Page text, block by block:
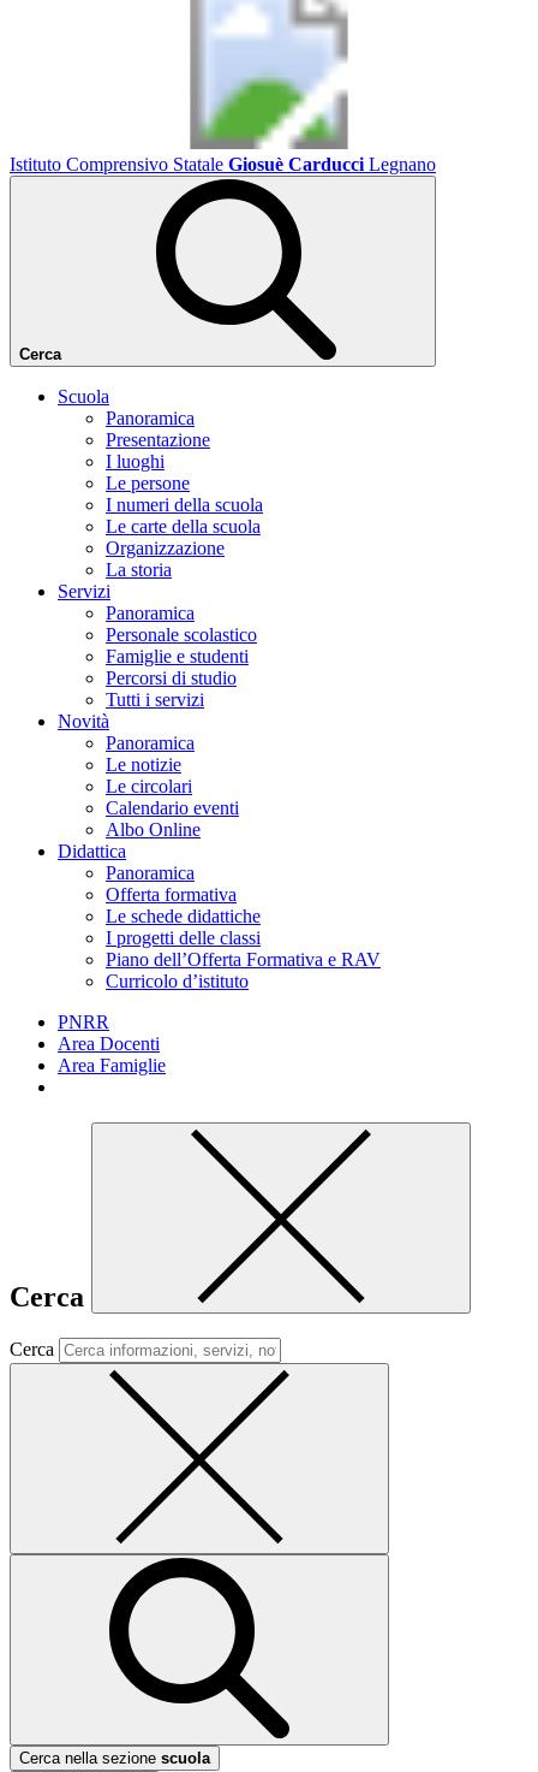
Istituto Comprensivo Statale Giosuè Carducci Legnano
Cerca
Scuola
Panoramica
Presentazione
I luoghi
Le persone
I numeri della scuola
Le carte della scuola
Organizzazione
La storia
Servizi
Panoramica
Personale scolastico
Famiglie e studenti
Percorsi di studio
Tutti i servizi
Novità
Panoramica
Le notizie
Le circolari
Calendario eventi
Albo Online
Didattica
Panoramica
Offerta formativa
Le schede didattiche
I progetti delle classi
Piano dell’Offerta Formativa e RAV
Curricolo d’istituto
PNRR
Area Docenti
Area Famiglie
Cerca
Cerca
Cerca nella sezione scuola